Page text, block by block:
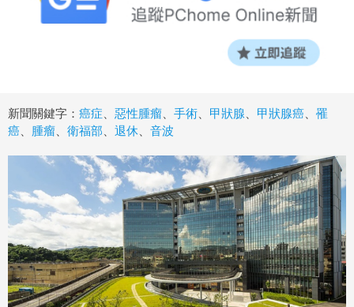
新聞關鍵字： 癌症 惡性腫瘤 手術 甲狀腺 甲狀腺癌
罹
癌
腫瘤 衛福部 退休 音波